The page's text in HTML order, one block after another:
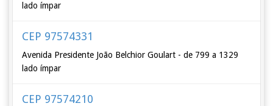
lado ímpar
CEP 97574331
Avenida Presidente João Belchior Goulart - de 799 a 1329
lado ímpar
CEP 97574210